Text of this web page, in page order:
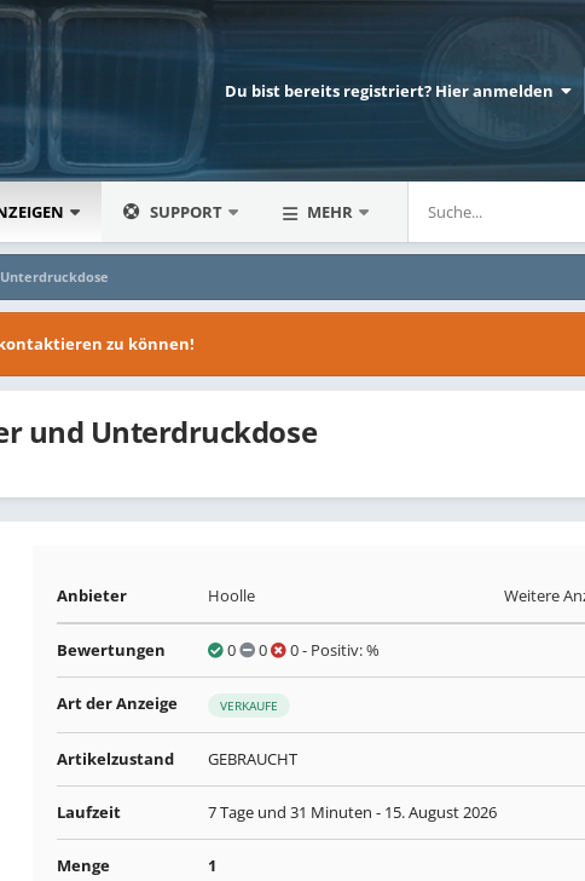
Du bist bereits registriert? Hier anmelden
SUPPORT MEHR
zu können!
und Unterdruckdose
Anbieter Hoolle Weitere
Bewertungen 0 0 0- Positiv: %
Art der Anzeige VERKAUFE
Artikelzustand GEBRAUCHT
Laufzeit 7 Tage und 31 Minuten - 15. August 2026
Menge 1